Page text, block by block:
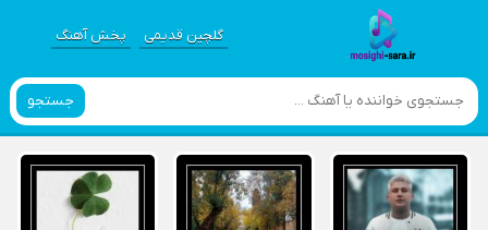
گلچین قدیمی پخش آهنگ
جستجو